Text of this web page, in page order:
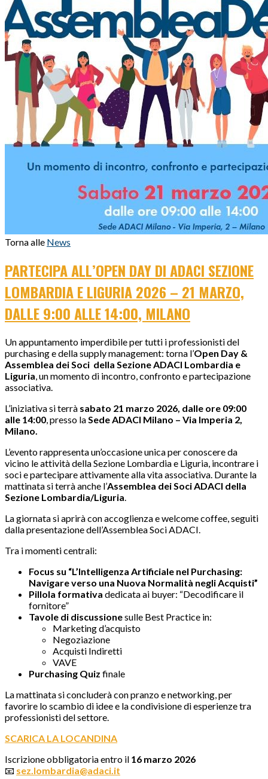
Torna alle News
PARTECIPA ALL’OPEN DAY DI ADACI SEZIONE
LOMBARDIA E LIGURIA 2026 – 21 MARZO,
DALLE 9:00 ALLE 14:00, MILANO
Un appuntamento imperdibile per tutti i professionisti del
purchasing e della supply management: torna l’Open Day &
Assemblea dei Soci della Sezione ADACI Lombardia e
Liguria, un momento di incontro, confronto e partecipazione
associativa.
L’iniziativa si terrà sabato 21 marzo 2026, dalle ore 09:00
alle 14:00, presso laSede ADACI Milano – Via Imperia 2,
Milano.
L’evento rappresenta un’occasione unica per conoscere da
vicino le attività della Sezione Lombardia e Liguria, incontrare i
soci e partecipare attivamente alla vita associativa. Durante la
mattinata si terrà anche l’Assemblea dei Soci ADACI della
Sezione Lombardia/Liguria.
La giornata si aprirà con accoglienza e welcome coffee, seguiti
dalla presentazione dell’Assemblea Soci ADACI.
Tra i momenti centrali:
Focus su “L’Intelligenza Artificiale nel Purchasing:
Navigare verso una Nuova Normalità negli Acquisti”
Pillola formativa dedicata ai buyer: “Decodificare il
fornitore”
Tavole di discussionesulle Best Practice in:
Marketing d’acquisto
Negoziazione
Acquisti Indiretti
VAVE
Purchasing Quiz finale
La mattinata si concluderà con pranzo e networking, per
favorire lo scambio di idee e la condivisione di esperienze tra
professionisti del settore.
SCARICA LA LOCANDINA
Iscrizione obbligatoria entro il 16 marzo 2026
📧 sez.lombardia@adaci.it